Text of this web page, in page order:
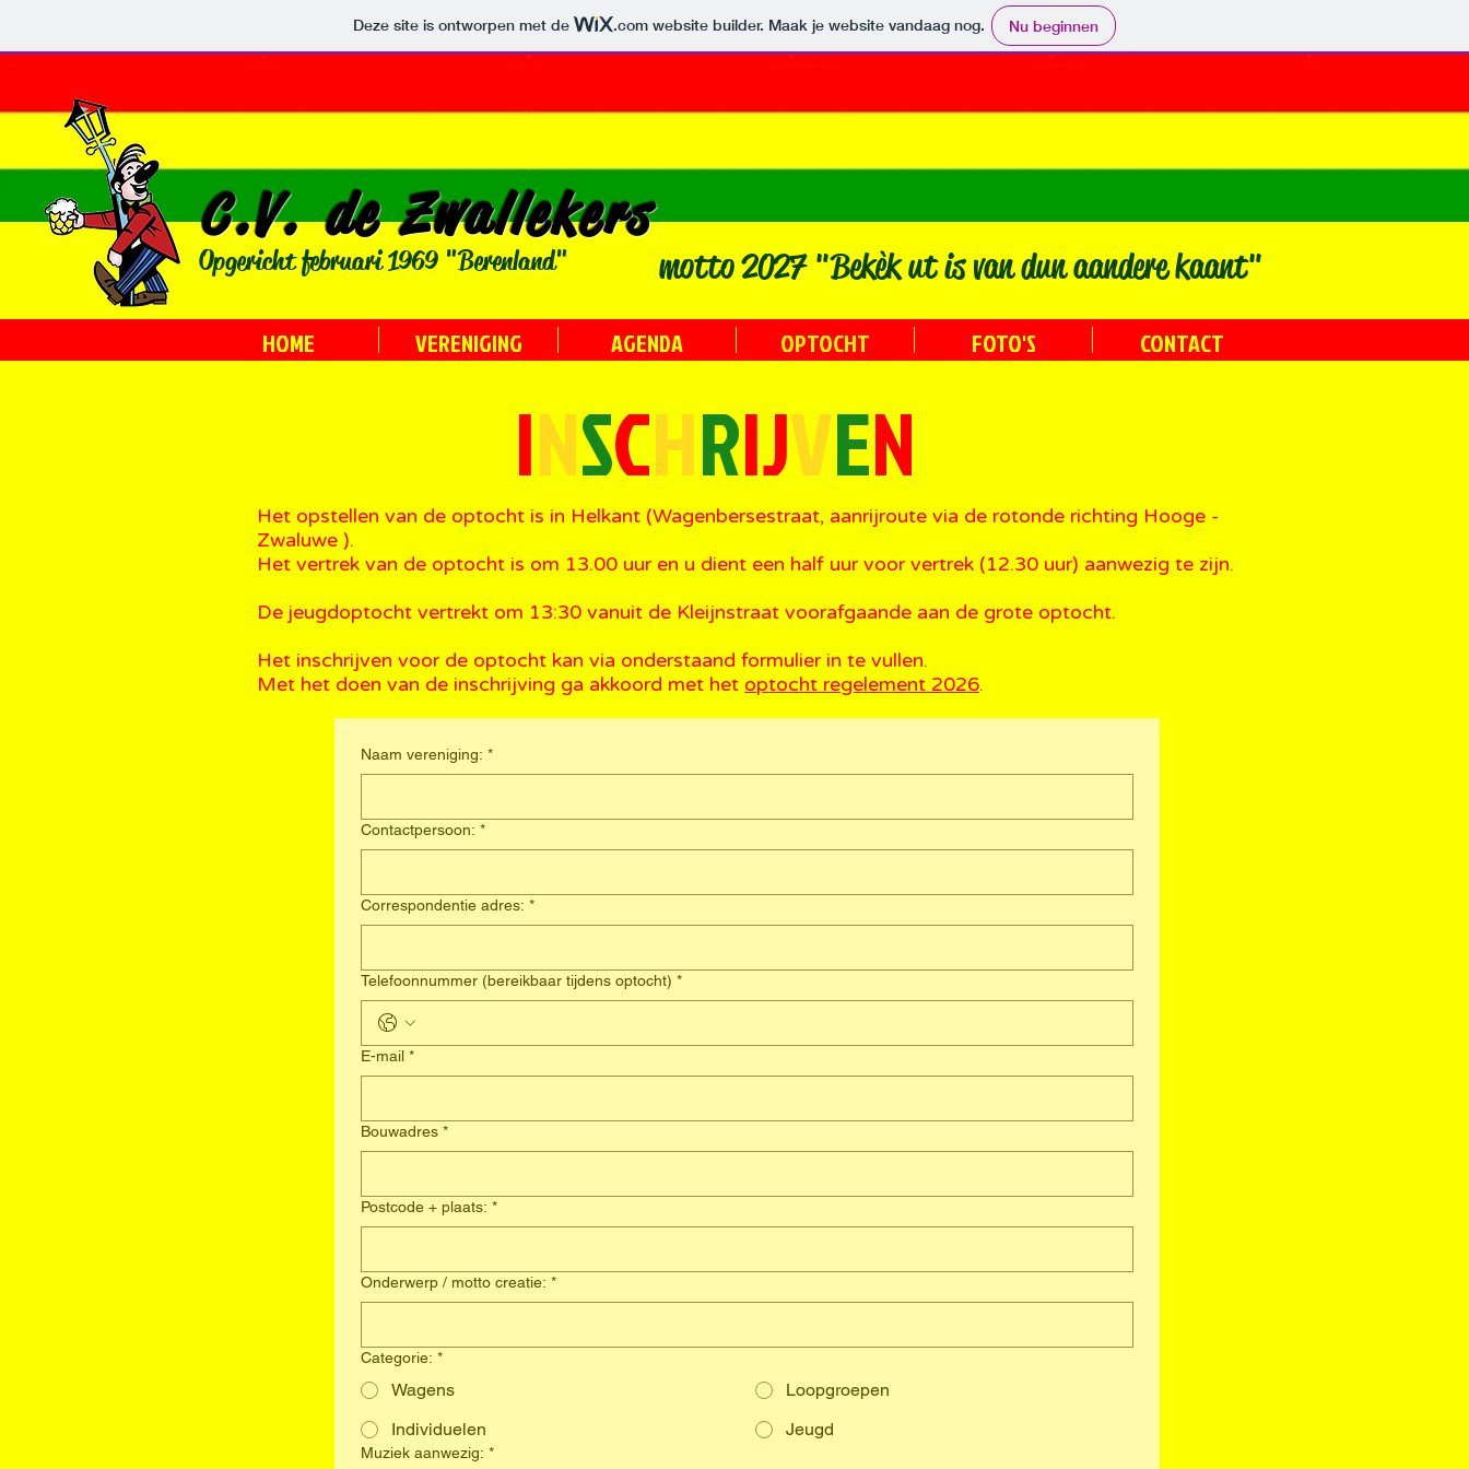
Deze site is ontworpen met de .com website builder. Maak je website vandaag nog. Nu beginnen
C.V. de Zwallekers
Opgericht februari 1969 "Berenland" motto 2027 "Bekèk ut is van dun aandere kaant"
HOME VERENIGING AGENDA OPTOCHT FOTO'S CONTACT
INSCHRIJVEN
Het opstellen van de optocht is in Helkant (Wagenbersestraat, aanrijroute via de rotonde richting Hooge -
Zwaluwe ).
Het vertrek van de optocht is om 13.00 uur en u dient een half uur voor vertrek (12.30 uur) aanwezig te zijn.
De jeugdoptocht vertrekt om 13:30 vanuit de Kleijnstraat voorafgaande aan de grote optocht.
Het inschrijven voor de optocht kan via onderstaand formulier in te vullen.
Met het doen van de inschrijving ga akkoord met het optocht regelement 2026.
Naam vereniging: *
Contactpersoon: *
Correspondentie adres: *
Telefoonnummer (bereikbaar tijdens optocht) *
E-mail *
Bouwadres *
Postcode + plaats: *
Onderwerp / motto creatie: *
Categorie: *
Wagens
Loopgroepen
Individuelen
Jeugd
Muziek aanwezig: *